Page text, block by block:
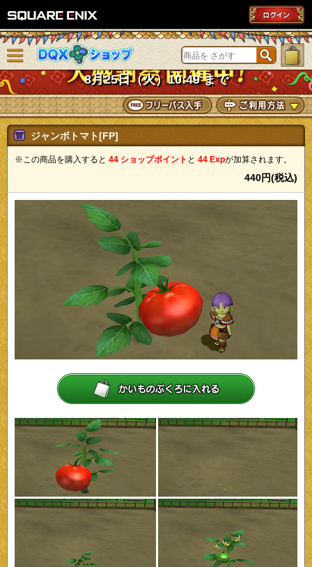
DQXショップ
8月25日（火）10:49 まで
ニューを閉じる
ジャンボトマト[FP]
※この商品を購入すると 44 ショップポイント と 44 Expが加算されます。
440円(税込)